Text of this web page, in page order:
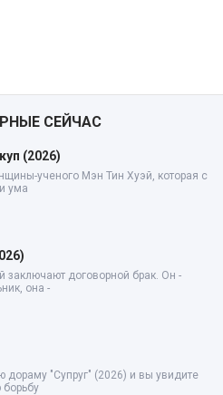
СЕЙЧАС
(2026)
ученого Мэн Тин Хуэй, которая с
ума
заключают договорной брак. Он -
она -
дораму "Супруг" (2026) и вы увидите
борьбу